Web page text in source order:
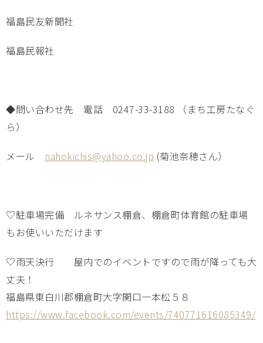
福島民友新聞社
福島民報社
◆問い合わせ先 電話 0247-33-3188 （まち工房たなぐ
ら）
メール nahokichis@yahoo.co.jp (菊池奈穂さん）
♡駐車場完備 ルネサンス棚倉、棚倉町体育館の駐車場
もお使いいただけます
♡雨天決行 屋内でのイベントですので雨が降っても大
丈夫！
福島県東白川郡棚倉町大字関口一本松５８
https://www.facebook.com/events/740771616085349/